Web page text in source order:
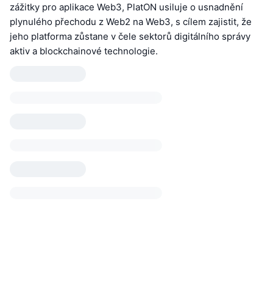
zážitky pro aplikace Web3, PlatON usiluje o usnadnění
plynulého přechodu z Web2 na Web3, s cílem zajistit, že
jeho platforma zůstane v čele sektorů digitálního správy
aktiv a blockchainové technologie.